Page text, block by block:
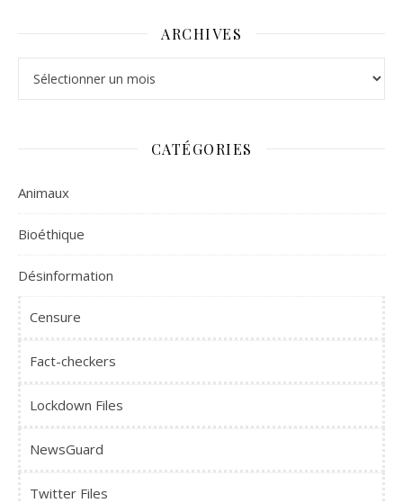
ARCHIVES
CATÉGORIES
Animaux
Bioéthique
Désinformation
Censure
Fact-checkers
Lockdown Files
NewsGuard
Twitter Files